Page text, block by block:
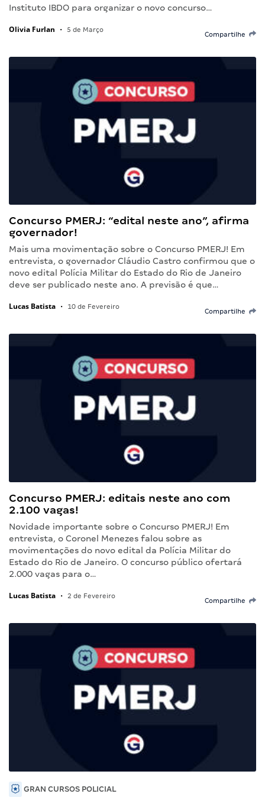
Instituto IBDO para organizar o novo concurso…
Olivia Furlan • 5 de Março
Compartilhe
Concurso PMERJ: “edital neste ano”, afirma
governador!
Mais uma movimentação sobre o Concurso PMERJ! Em
entrevista, o governador Cláudio Castro confirmou que o
novo edital Polícia Militar do Estado do Rio de Janeiro
deve ser publicado neste ano. A previsão é que…
Lucas Batista • 10 de Fevereiro
Compartilhe
Concurso PMERJ: editais neste ano com
2.100 vagas!
Novidade importante sobre o Concurso PMERJ! Em
entrevista, o Coronel Menezes falou sobre as
movimentações do novo edital da Polícia Militar do
Estado do Rio de Janeiro. O concurso público ofertará
2.000 vagas para o…
Lucas Batista • 2 de Fevereiro
Compartilhe
GRAN CURSOS POLICIAL